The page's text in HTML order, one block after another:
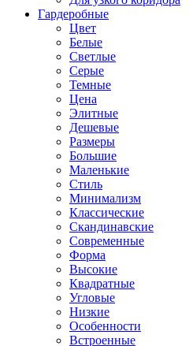
Гардеробные
Цвет
Белые
Светлые
Серые
Темные
Цена
Элитные
Дешевые
Размеры
Большие
Маленькие
Стиль
Минимализм
Классические
Скандинавские
Современные
Форма
Высокие
Квадратные
Угловые
Низкие
Особенности
Встроенные